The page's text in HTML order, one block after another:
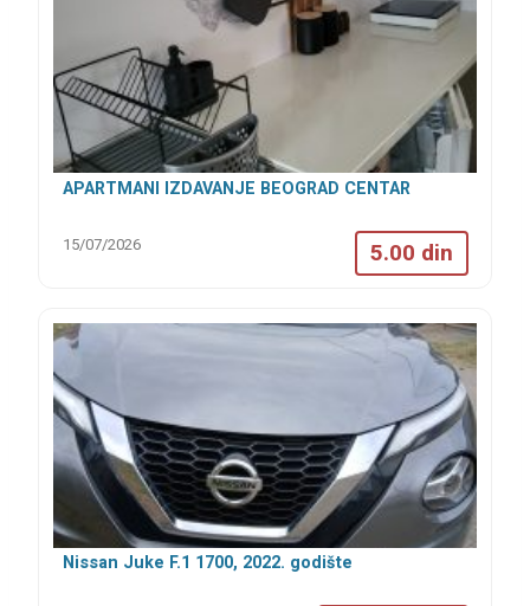
APARTMANI IZDAVANJE BEOGRAD CENTAR
15/07/2026 5.00 din
Nissan Juke F.1 1700, 2022. godište